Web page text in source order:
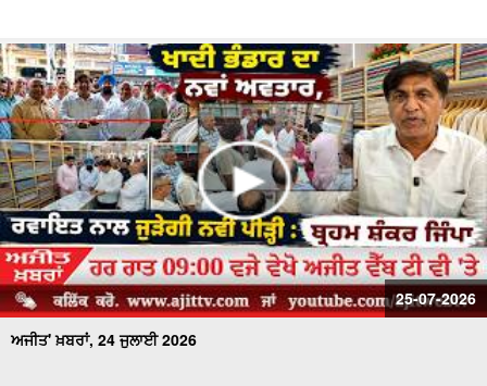
25-07-2026
ਅਜੀਤ' ਖ਼ਬਰਾਂ, 24 ਜੁਲਾਈ 2026